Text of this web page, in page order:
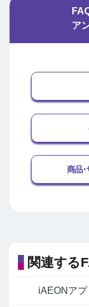
ア
商品･
関連する
iAEONアプ